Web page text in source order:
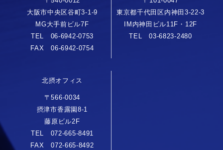
大阪市中央区谷町3-1-9
MG大手前ビル7F
TEL 06-6942-0753
FAX 06-6942-0754
東京都千代田区内神田3-22-3
IM内神田ビル11F・12F
TEL 03-6823-2480
北摂オフィス
〒566-0034
摂津市香露園8-1
藤原ビル2F
TEL 072-665-8491
FAX 072-665-8492